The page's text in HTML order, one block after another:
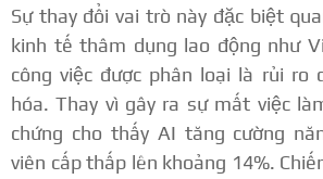
Sự thay đổi vai trò này đặc biệt
kinh tế thâm dụng lao động như
công việc được phân loại là rủi ro
hóa. Thay vì gây ra sự mất việc
chứng cho thấy AI tăng cường
viên cấp thấp lên khoảng 14%.